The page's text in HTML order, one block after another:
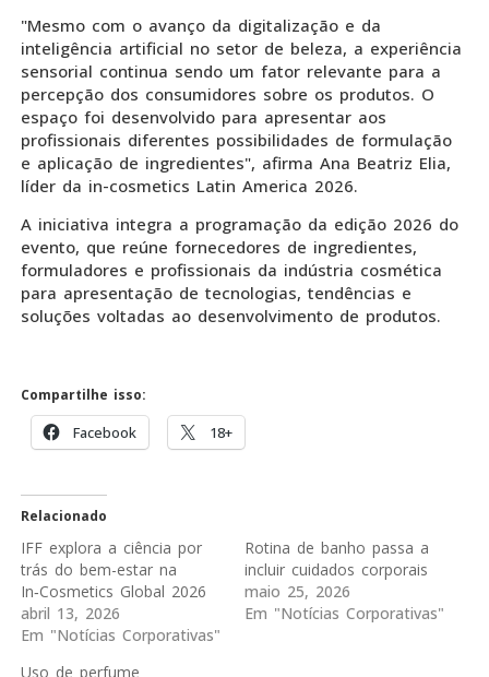
"Mesmo com o avanço da digitalização e da
inteligência artificial no setor de beleza, a experiência
sensorial continua sendo um fator relevante para a
percepção dos consumidores sobre os produtos. O
espaço foi desenvolvido para apresentar aos
profissionais diferentes possibilidades de formulação
e aplicação de ingredientes", afirma Ana Beatriz Elia,
líder da in-cosmetics Latin America 2026.
A iniciativa integra a programação da edição 2026 do
evento, que reúne fornecedores de ingredientes,
formuladores e profissionais da indústria cosmética
para apresentação de tecnologias, tendências e
soluções voltadas ao desenvolvimento de produtos.
Compartilhe isso:
Facebook 18+
Relacionado
IFF explora a ciência por
trás do bem-estar na
In‑Cosmetics Global 2026
abril 13, 2026
Em "Notícias Corporativas"
Rotina de banho passa a
incluir cuidados corporais
maio 25, 2026
Em "Notícias Corporativas"
Uso de perfume